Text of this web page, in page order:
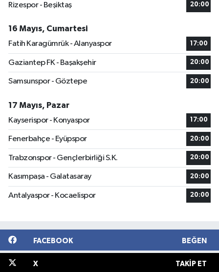
Rizespor - Beşiktaş
20:00
16 Mayıs, Cumartesi
Fatih Karagümrük - Alanyaspor
17:00
Gaziantep FK - Başakşehir 20:00
Samsunspor - Göztepe 20:00
17 Mayıs, Pazar
Kayserispor - Konyaspor
17:00
Fenerbahçe - Eyüpspor 20:00
Trabzonspor - Gençlerbirliği S.K. 20:00
Kasımpaşa - Galatasaray 20:00
Antalyaspor - Kocaelispor 20:00
FACEBOOK BEĞEN
X TAKIP ET